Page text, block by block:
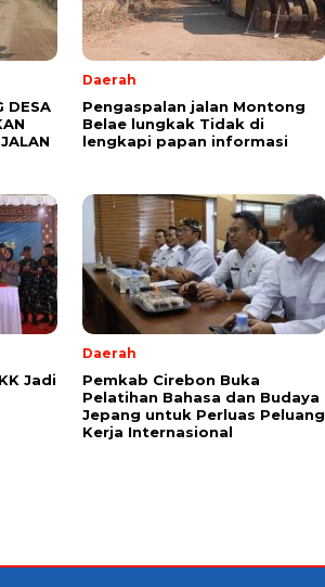
DESA
Daerah
Pengaspalan jalan Montong
Belae lungkak Tidak di
lengkapi papan informasi
Jadi
Daerah
Pemkab Cirebon Buka
Pelatihan Bahasa dan Budaya
Jepang untuk Perluas Peluang
Kerja Internasional